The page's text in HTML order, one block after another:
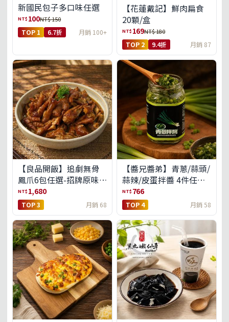
新國民包子多口味任選
NT$ 100NT$ 150
TOP 1 6.7折 月銷 100+
【花蓮戴記】鮮肉扁食
20顆/盒
NT$ 169NT$ 180
TOP 2 9.4折 月銷 87
【良品開飯】追劇無骨
鳳爪6包任選-招牌原味/
濃濃蒜香/過癮麻辣(免運
組)
NT$ 1,680
TOP 3 月銷 68
【醬兄醬弟】青蔥/蒜頭/
蒜辣/皮蛋拌醬 4件任選
(免運組)
NT$ 766
TOP 4 月銷 58